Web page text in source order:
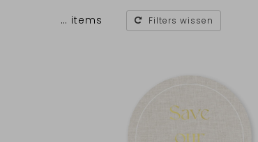
… items Filters wissen